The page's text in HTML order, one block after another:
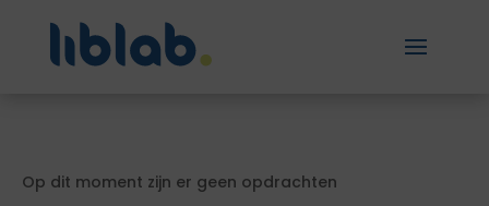
Op dit moment zijn er geen opdrachten